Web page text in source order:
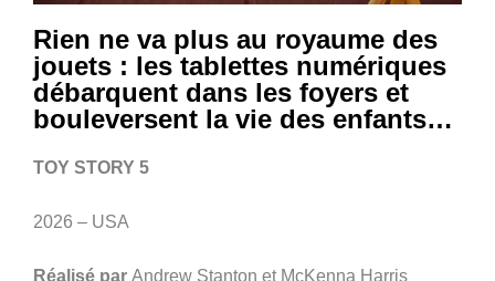
Rien ne va plus au royaume des
jouets : les tablettes numériques
débarquent dans les foyers et
bouleversent la vie des enfants…
TOY STORY 5
2026 – USA
Réalisé par Andrew Stanton et McKenna Harris